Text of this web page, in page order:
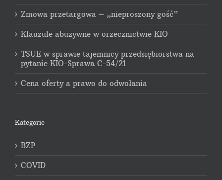
Zmowa przetargowa – „nieproszony gość”
Klauzule abuzywne w orzecznictwie KIO
TSUE w sprawie tajemnicy przedsiębiorstwa na
pytanie KIO-Sprawa C-54/21
Cena oferty a prawo do odwołania
Kategorie
BZP
COVID